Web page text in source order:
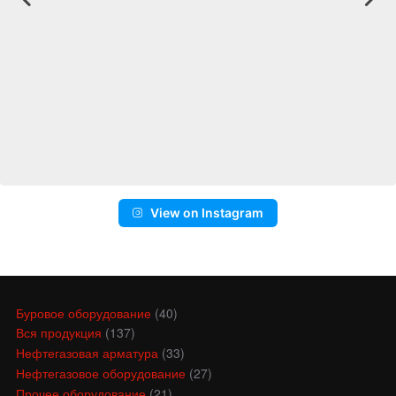
View on Instagram
Буровое оборудование(40)
Вся продукция (137)
Нефтегазовая арматура(33)
Нефтегазовое оборудование(27)